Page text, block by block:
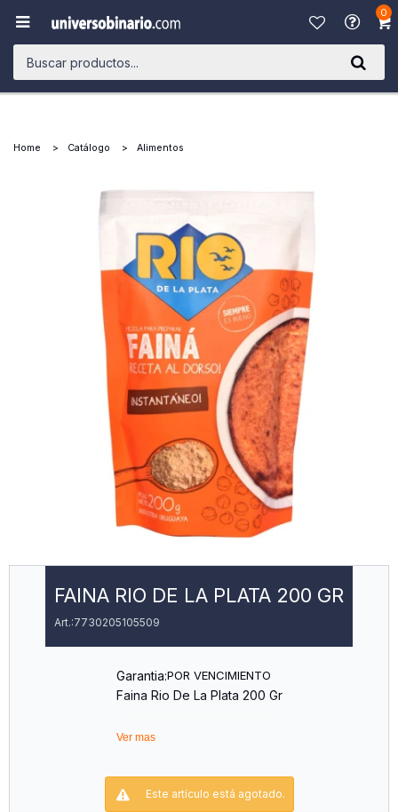
0

Home Catálogo Alimentos
FAINA RIO DE LA PLATA 200 GR
7730205105509
Garantia:POR VENCIMIENTO
Faina Rio De La Plata 200 Gr
Ver mas
Este artículo está agotado.